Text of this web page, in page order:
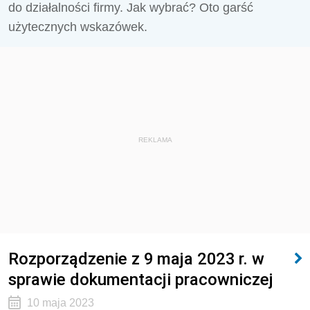
do działalności firmy. Jak wybrać? Oto garść
użytecznych wskazówek.
REKLAMA
Rozporządzenie z 9 maja 2023 r. w
sprawie dokumentacji pracowniczej
10 maja 2023